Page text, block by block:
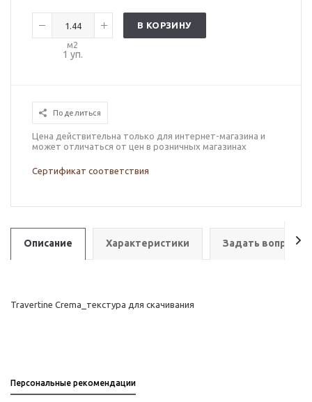
м2
1 уп.
В КОРЗИНУ
Поделиться
Цена действительна только для интернет-магазина и
может отличаться от цен в розничных магазинах
Сертификат соответствия
Описание Характеристики Задать вопрос
Travertine Crema_текстура для скачивания
Персональные рекомендации